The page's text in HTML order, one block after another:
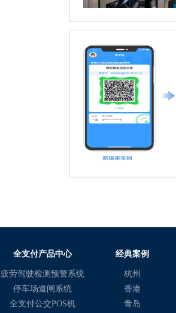
全支付产品中心
疲劳驾驶检测预警系统
停车场道闸系统
全支付公交POS机
经典案例
杭州
香港
青岛